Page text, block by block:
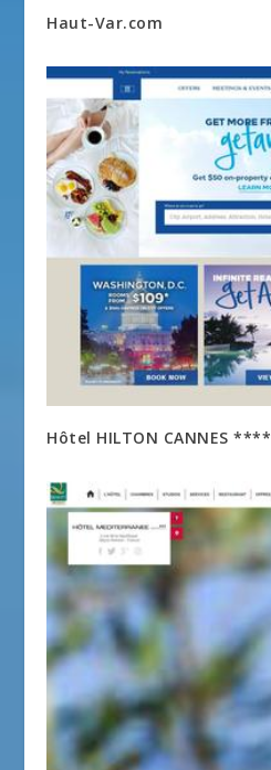
Haut-Var.com
Hôtel HILTON CANNES ****